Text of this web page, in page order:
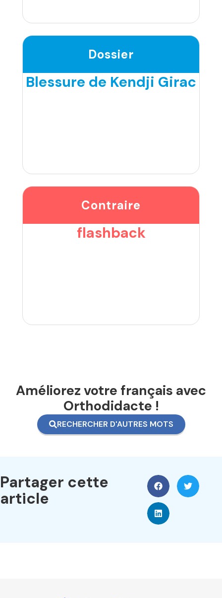
Dossier
Blessure de Kendji Girac
Contraire
flashback
Améliorez votre français avec
Orthodidacte !
RECHERCHER D'AUTRES MOTS
Partager cette
article